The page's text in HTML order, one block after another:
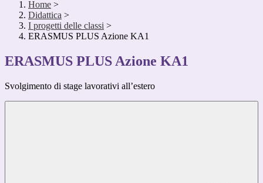
Home >
Didattica >
I progetti delle classi >
ERASMUS PLUS Azione KA1
ERASMUS PLUS Azione KA1
Svolgimento di stage lavorativi all’estero